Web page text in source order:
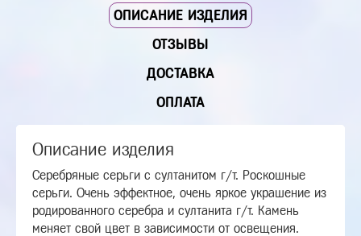
ОПИСАНИЕ ИЗДЕЛИЯ
ОТЗЫВЫ
ДОСТАВКА
ОПЛАТА
Описание изделия
Серебряные серьги с султанитом г/т. Роскошные
серьги. Очень эффектное, очень яркое украшение из
родированного серебра и султанита г/т. Камень
меняет свой цвет в зависимости от освещения.